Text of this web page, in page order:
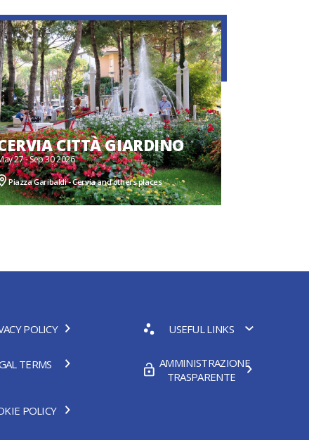
CITTÀ GIARDINO
27 - Sep 30 2026
Piazza Garibaldi - Cervia and others places
POLICY USEFUL LINKS
TERMS
AMMINISTRAZIONE
TRASPARENTE
POLICY